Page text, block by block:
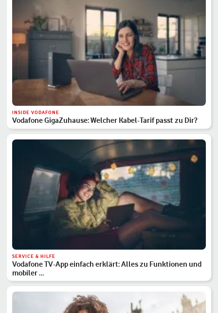
INSIDE VODAFONE
Vodafone GigaZuhause: Welcher Kabel-Tarif passt zu Dir?
SERVICE & HILFE
Vodafone TV-App einfach erklärt: Alles zu Funktionen und
mobiler …